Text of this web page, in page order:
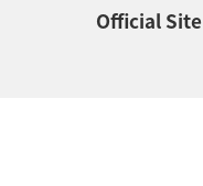
Official Site